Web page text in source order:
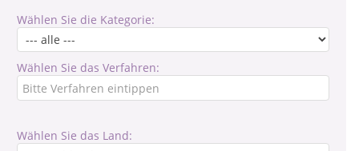
Wählen Sie die Kategorie:
Wählen Sie das Verfahren:
Wählen Sie das Land: